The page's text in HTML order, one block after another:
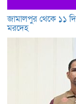
জামালপুর থেকে ১১
মরদেহ